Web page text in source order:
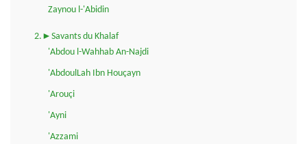
Zaynou l-'Abidin
2.►Savants du Khalaf
'Abdou l-Wahhab An-Najdi
'AbdoulLah Ibn Houçayn
'Arouçi
'Ayni
'Azzami